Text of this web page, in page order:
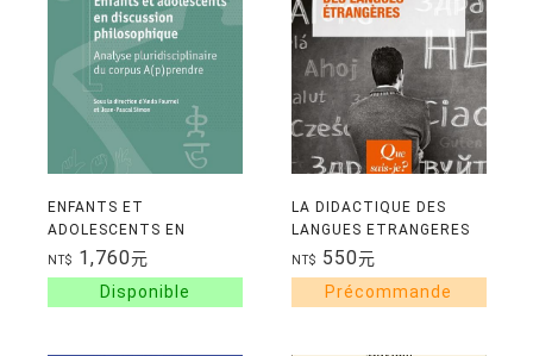
ENFANTS ET
ADOLESCENTS EN
DISCUSSION
PHILOSOPHIQUE -
ANALYSE
NT$ 1,760元
LA DIDACTIQUE DES
LANGUES ETRANGERES
NT$ 550元